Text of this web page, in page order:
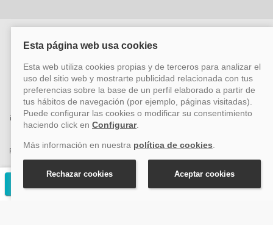
ACCION VIAJES SL ha sido beneficiaria del Fondo Europeo de Desarrollo
Regional (FEDER), cuyo objetivo es mejorar la competitividad de las pymes
mediante el impulso de la innovación, el desarrollo tecnológico, la
investigación de calidad y el uso seguro y fiable del ciberespacio. Gracias a
esta financiación, la empresa ha puesto en marcha un Plan de Acción
promoviendo la innovación y la ciberseguridad. Para ello, ha contado con el
apoyo de los programas Pyme Innova y Pyme Cibersegura de la Cámara
de Comercio de Málaga. #EuropaSeSiente